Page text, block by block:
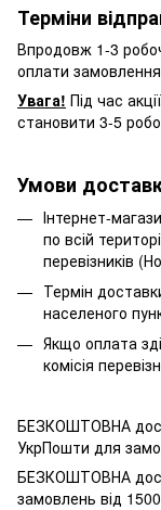
Терміни
Впродовж 1-3
оплати
Увага! Під час
становити 3-5
Умови
Інтернет-
по всій
перевізників
Термін
населеного
Якщо оплата
комісія
БЕЗКОШТОВНА
УкрПошти для
БЕЗКОШТОВНА
замовлень від